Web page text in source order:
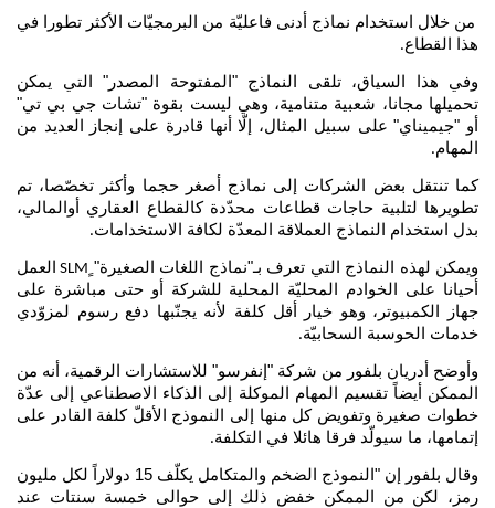
من خلال استخدام نماذج أدنى فاعليّة من البرمجيّات الأكثر تطورا في
هذا القطاع.
وفي هذا السياق، تلقى النماذج "المفتوحة المصدر" التي يمكن
تحميلها مجانا، شعبية متنامية، وهي ليست بقوة "تشات جي بي تي"
أو "جيميناي" على سبيل المثال، إلّا أنها قادرة على إنجاز العديد من
المهام.
كما تنتقل بعض الشركات إلى نماذج أصغر حجما وأكثر تخصّصا، تم
تطويرها لتلبية حاجات قطاعات محدّدة كالقطاع العقاري أوالمالي،
بدل استخدام النماذج العملاقة المعدّة لكافة الاستخدامات.
ويمكن لهذه النماذج التي تعرف بـ"نماذج اللغات الصغيرة" ٍ SLM العمل
أحيانا على الخوادم المحليّة المحلية للشركة أو حتى مباشرة على
جهاز الكمبيوتر، وهو خيار أقل كلفة لأنه يجنّبها دفع رسوم لمزوّدي
خدمات الحوسبة السحابيّة.
وأوضح أدريان بلفور من شركة "إنفرسو" للاستشارات الرقمية، أنه من
الممكن أيضاً تقسيم المهام الموكلة إلى الذكاء الاصطناعي إلى عدّة
خطوات صغيرة وتفويض كل منها إلى النموذج الأقلّ كلفة القادر على
إتمامها، ما سيولّد فرقا هائلا في التكلفة.
وقال بلفور إن "النموذج الضخم والمتكامل يكلّف 15 دولاراً لكل مليون
رمز، لكن من الممكن خفض ذلك إلى حوالى خمسة سنتات عند